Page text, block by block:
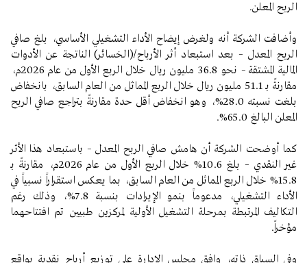
الربح المعلن.
وأضافت الشركة أنه ولغرض إيضاح الأداء التشغيلي الأساسي، بلغ صافي
الربح المعدل – بعد استبعاد أثر الأرباح/(الخسائر) الناتجة عن الأدوات
المالية المشتقة – نحو 36.8 مليون ريال خلال الربع الأول من عام 2026م،
مقارنةً بـ 51.1 مليون ريال خلال الربع المماثل من العام السابق، بانخفاض
بلغت نسبته 28.0%، وهو انخفاض أقل حدة مقارنةً بتراجع صافي الربح
المعلن البالغ 65.0%.
كما أوضحت الشركة أن هامش صافي الربح المعدل – باستبعاد هذا الأثر
غير النقدي – بلغ 10.6% خلال الربع الأول من عام 2026م، مقارنةً بـ
15.8% خلال الربع المماثل من العام السابق، بما يعكس استقراراً نسبياً في
الأداء التشغيلي، مدعوماً بنمو الإيرادات بنسبة 7.8%، وذلك رغم
التكاليف المرتبطة بمرحلة التشغيل الأولية لمركزين طبيين تم افتتاحهما
مؤخراً.
وفي السياق ذاته، وافق مجلس الإدارة على توزيع أرباح نقدية بواقع